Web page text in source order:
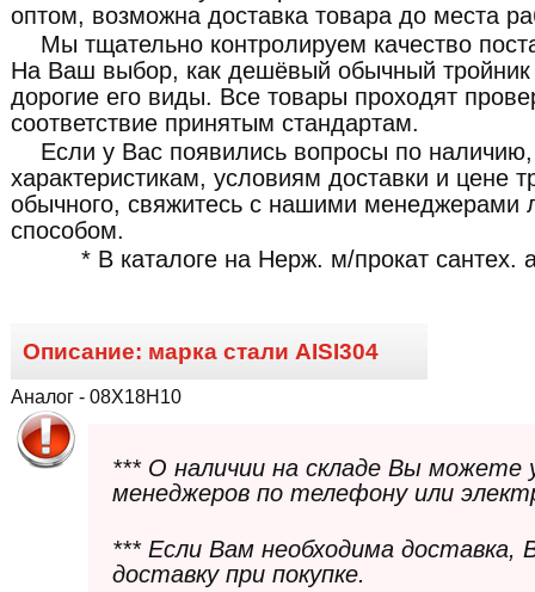
оптом, возможна доставка товара до места
Мы тщательно контролируем качество
На Ваш выбор, как дешёвый обычный
дорогие его виды. Все товары проходят
соответствие принятым стандартам.
Если у Вас появились вопросы по наличию,
характеристикам, условиям доставки и цене
обычного, свяжитесь с нашими
способом.
* В каталоге на Нерж. м/прокат сантех.
Описание: марка стали AISI304
Аналог - 08Х18Н10
*** О наличии на складе Вы можете
менеджеров по телефону или
*** Если Вам необходима
доставку при покупке.